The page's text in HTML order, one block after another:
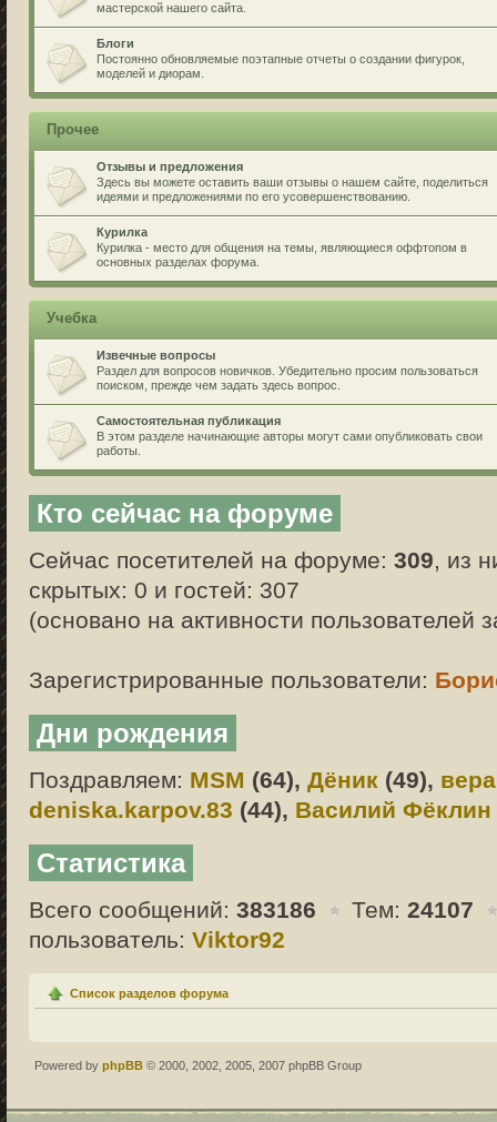
мастерской нашего сайта.
Блоги
Постоянно обновляемые поэтапные отчеты о создании фигурок,
моделей и диорам.
Прочее
Отзывы и предложения
Здесь вы можете оставить ваши отзывы о нашем сайте, поделиться
идеями и предложениями по его усовершенствованию.
Курилка
Курилка - место для общения на темы, являющиеся оффтопом в
основных разделах форума.
Учебка
Извечные вопросы
Раздел для вопросов новичков. Убедительно просим пользоваться
поиском, прежде чем задать здесь вопрос.
Самостоятельная публикация
В этом разделе начинающие авторы могут сами опубликовать свои
работы.
Кто сейчас на форуме
Сейчас посетителей на форуме: 309, из
скрытых: 0 и гостей: 307
(основано на активности пользователей
Зарегистрированные пользователи:
Дни рождения
Поздравляем: MSM (64), Дёник (49),
deniska.karpov.83 (44), Василий Фёклин
Статистика
Всего сообщений: 383186 Тем: 24107
пользователь: Viktor92
Список разделов форума
Powered by phpBB © 2000, 2002, 2005, 2007 phpBB Group